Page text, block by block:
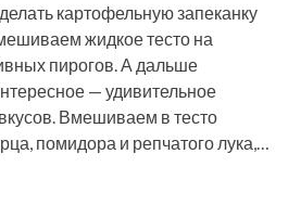
картофельную запеканку
жидкое тесто на
пирогов. А дальше
— удивительное
Вмешиваем в тесто
помидора и репчатого лука,…